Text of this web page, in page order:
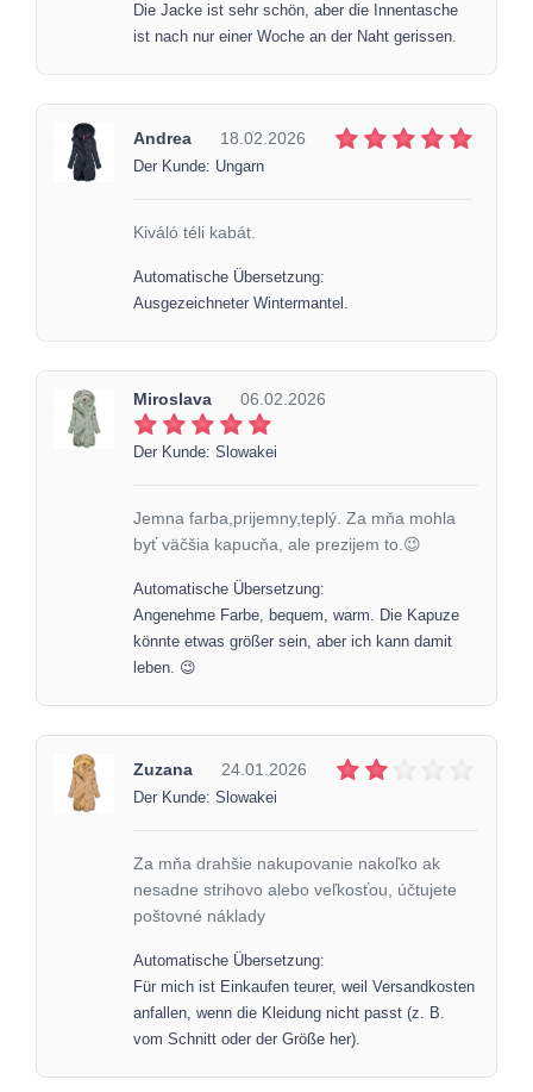
Die Jacke ist sehr schön, aber die Innentasche
ist nach nur einer Woche an der Naht gerissen.
Andrea 18.02.2026
Der Kunde: Ungarn
Kiváló téli kabát.
Automatische Übersetzung:
Ausgezeichneter Wintermantel.
Miroslava 06.02.2026
Der Kunde: Slowakei
Jemna farba,prijemny,teplý. Za mňa mohla
byť väčšia kapucňa, ale prezijem to.😉
Automatische Übersetzung:
Angenehme Farbe, bequem, warm. Die Kapuze
könnte etwas größer sein, aber ich kann damit
leben. 😉
Zuzana 24.01.2026
Der Kunde: Slowakei
Za mňa drahšie nakupovanie nakoľko ak
nesadne strihovo alebo veľkosťou, účtujete
poštovné náklady
Automatische Übersetzung:
Für mich ist Einkaufen teurer, weil Versandkosten
anfallen, wenn die Kleidung nicht passt (z. B.
vom Schnitt oder der Größe her).